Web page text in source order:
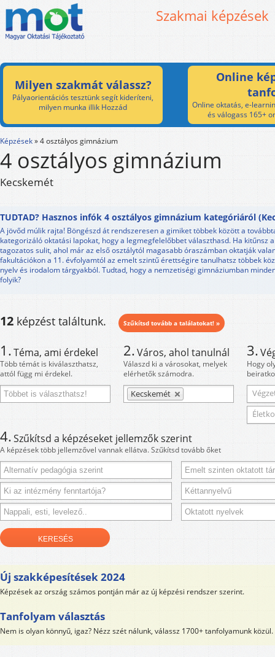
Szakmai képzések
Milyen szakmát válassz?
Pályaorientációs tesztünk segít kideríteni,
milyen munka illik Hozzád
Online
Online oktatás, e-
és válogass 165+
Képzések»4 osztályos gimnázium
4 osztályos gimnázium
Kecskemét
TUDTAD? Hasznos infók 4 osztályos gimnázium kategóriáról
A jövőd múlik rajta! Böngészd át rendszeresen a gimiket többek között a
kategorizáló oktatási lapokat, hogy a legmegfelelőbbet választhasd. Ha kitűnsz
tagozatos sulit, ahol már az első osztálytól magasabb óraszámban oktatják
fakultációkon a 11. évfolyamtól az emelt szintű érettségire tanulhatsz többek
nyelv és irodalom tárgyakból. Tudtad, hogy a nemzetiségi gimnáziumban
folyik?
12 képzést találtunk. Szűkítsd tovább a találatokat! »
1.Téma, ami érdekel
Több témát is kiválaszthatsz,
attól függ mi érdekel.
2.Város, ahol tanulnál
Válaszd ki a városokat, melyek
elérhetők számodra.
Kecskemét
3.
Hogy
4.Szűkítsd a képzéseket jellemzők szerint
A képzések több jellemzővel vannak ellátva. Szűkítsd tovább őket
Új szakképesítések 2024
Képzések az ország számos pontján már az új képzési rendszer szerint.
Tanfolyam választás
Nem is olyan könnyű, igaz? Nézz szét nálunk, válassz 1700+ tanfolyamunk közül.